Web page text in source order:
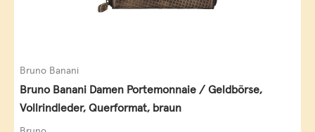
Bruno Banani
Bruno Banani Damen Portemonnaie / Geldbörse,
Vollrindleder, Querformat, braun